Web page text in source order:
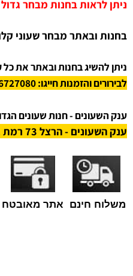
השעונים סי טיים כל שעוןב
ובאתרמבחר שעוני קלווין
בחנות ובאתר את כל קולציית
חייגו: 03-6727080
- חנות שעונים הגדולה
73 רמת גן טל': 03-6727080